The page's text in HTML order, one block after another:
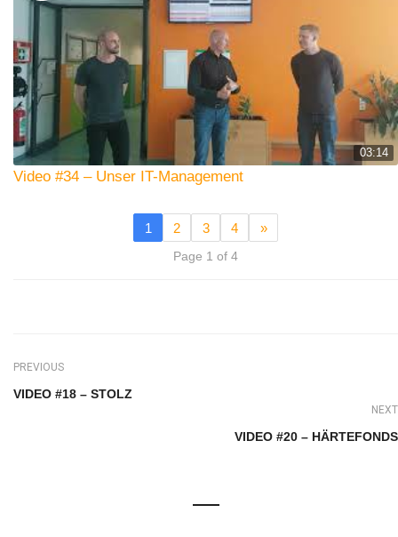
03:14
Video #34 – Unser IT-Management
1 2 3 4 »
Page 1 of 4
PREVIOUS
VIDEO #18 – STOLZ
NEXT
VIDEO #20 – HÄRTEFONDS